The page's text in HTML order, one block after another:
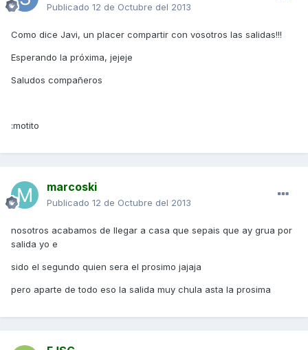
Publicado 12 de Octubre del 2013
Como dice Javi, un placer compartir con vosotros las salidas!!!
Esperando la próxima, jejeje
Saludos compañeros
:motito
marcoski
Publicado 12 de Octubre del 2013
nosotros acabamos de llegar a casa que sepais que ay grua por
salida yo e
sido el segundo quien sera el prosimo jajaja
pero aparte de todo eso la salida muy chula asta la prosima